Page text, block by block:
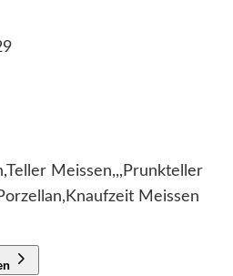
Meissen,,,Prunkteller
Meissen